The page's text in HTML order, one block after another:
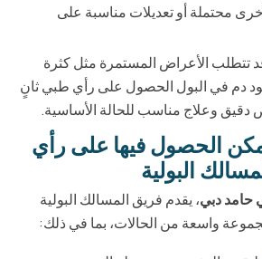
محتملة أو تعديلات مناسبة على
تتطلب الأعراض المستمرة مثل كثرة
دم في البول الحصول على رأي طبي ثانٍ
وعلاج مناسب للحالة الأساسية.
الحصول فيها على رأي
البولية
حامد دبي، يقدم فريق المسالك البولية
واسعة من الحالات، بما في ذلك: